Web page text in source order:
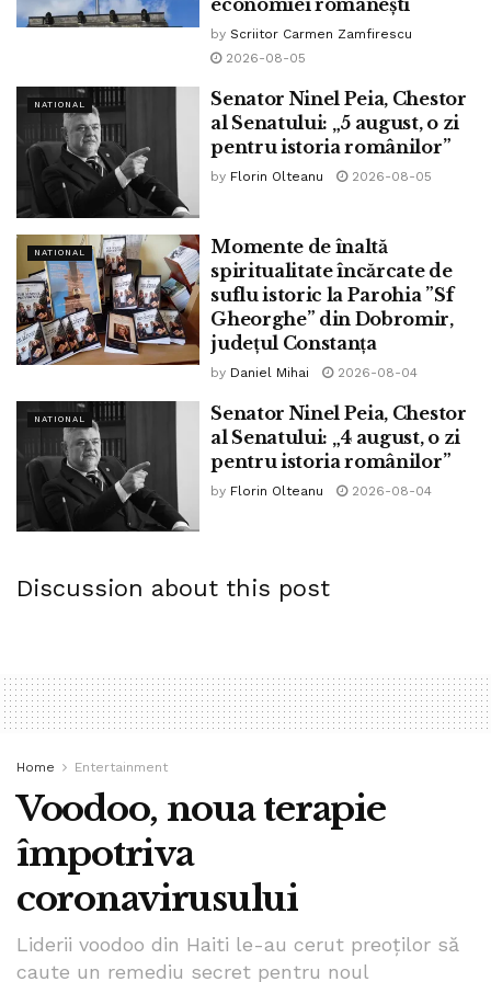
au dispărut. Magazinele din Germania sunt deschise, dar
cine vrea să meargă la cumpărături?”
mai bună decât „alte economii avansate”.
Dar va exista o separare mai mare între SUA și China, iar
multe țări asiatice vor fi obligate să aleagă între cele două
superputeri. „Fiecare dintre ei va spune restului lumii, fie
sunteți alături de noi, fie împotriva noastră”, spune
economistul.
Tags: 10 ani catalin serban deceniu nouriel roubini
prabusire economica previziune sumbră
economiei românești
by Scriitor Carmen Zamfirescu
2026-08-05
NATIONAL
Senator Ninel Peia, Chestor
al Senatului: „5 august, o zi
pentru istoria românilor”
by Florin Olteanu 2026-08-05
NATIONAL
Momente de înaltă
spiritualitate încărcate de
suflu istoric la Parohia ”Sf
Gheorghe” din Dobromir,
județul Constanța
by Daniel Mihai 2026-08-04
NATIONAL
Senator Ninel Peia, Chestor
al Senatului: „4 august, o zi
pentru istoria românilor”
by Florin Olteanu 2026-08-04
Discussion about this post
Home Entertainment
Voodoo, noua terapie
împotriva
coronavirusului
Liderii voodoo din Haiti le-au cerut preoţilor să
caute un remediu secret pentru noul